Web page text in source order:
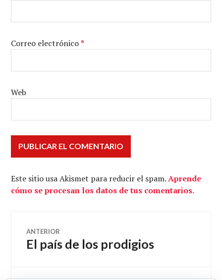
Correo electrónico*
Web
Este sitio usa Akismet para reducir el spam.Aprende
cómo se procesan los datos de tus comentarios.
Navegación
de
ANTERIOR
Entrada
anterior:
El país de los prodigios